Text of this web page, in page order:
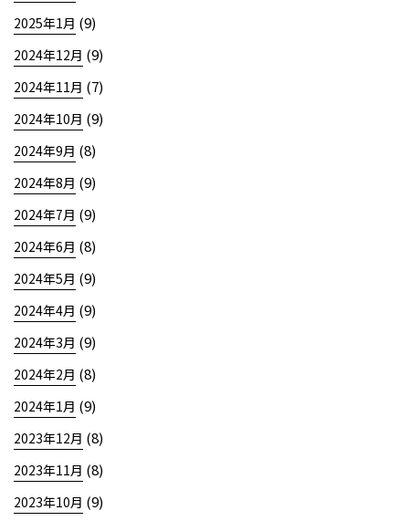
2025年1月 (9)
2024年12月 (9)
2024年11月 (7)
2024年10月 (9)
2024年9月 (8)
2024年8月 (9)
2024年7月 (9)
2024年6月 (8)
2024年5月 (9)
2024年4月 (9)
2024年3月 (9)
2024年2月 (8)
2024年1月 (9)
2023年12月 (8)
2023年11月 (8)
2023年10月 (9)